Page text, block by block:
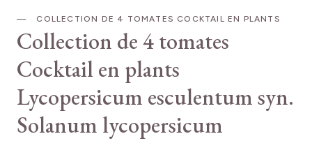
COLLECTION DE 4 TOMATES COCKTAIL EN PLANTS
Collection de 4 tomates
Cocktail en plants
Lycopersicum esculentum syn.
Solanum lycopersicum